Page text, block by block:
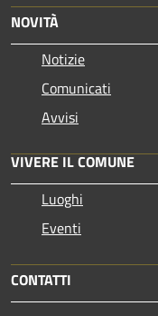
NOVITÀ
Notizie
Comunicati
Avvisi
VIVERE IL COMUNE
Luoghi
Eventi
CONTATTI